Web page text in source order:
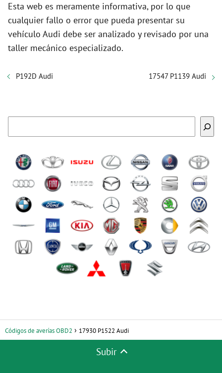
Esta web es meramente informativa, por lo que
cualquier fallo o error que pueda presentar su
vehículo Audi debe ser analizado y revisado por una
taller mecánico especializado.
P192D Audi 17547 P1139 Audi
Códigos de averías OBD2 17930 P1522 Audi
Subir